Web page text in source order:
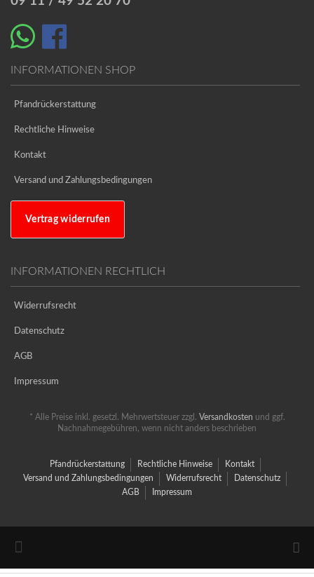
INFORMATIONEN SHOP
Pfandrückerstattung
Rechtliche Hinweise
Kontakt
Versand und Zahlungsbedingungen
Vertrag widerrufen
INFORMATIONEN RECHTLICH
Widerrufsrecht
Datenschutz
AGB
Impressum
* Alle Preise inkl. gesetzl. Mehrwertsteuer zzgl. Versandkosten und ggf.
Nachnahmegebühren, wenn nicht anders beschrieben
Pfandrückerstattung Rechtliche Hinweise
Kontakt
Versand und Zahlungsbedingungen
Widerrufsrecht
Datenschutz
AGB
Impressum